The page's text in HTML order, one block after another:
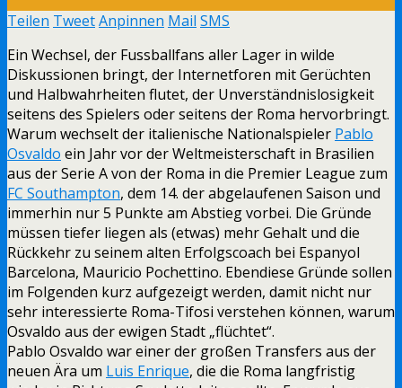
Teilen TweetAnpinnen Mail SMS
Ein Wechsel, der Fussballfans aller Lager in wilde
Diskussionen bringt, der Internetforen mit Gerüchten
und Halbwahrheiten flutet, der Unverständnislosigkeit
seitens des Spielers oder seitens der Roma hervorbringt.
Warum wechselt der italienische Nationalspieler Pablo
Osvaldo ein Jahr vor der Weltmeisterschaft in Brasilien
aus der Serie A von der Roma in die Premier League zum
FC Southampton, dem 14. der abgelaufenen Saison und
immerhin nur 5 Punkte am Abstieg vorbei. Die Gründe
müssen tiefer liegen als (etwas) mehr Gehalt und die
Rückkehr zu seinem alten Erfolgscoach bei Espanyol
Barcelona, Mauricio Pochettino. Ebendiese Gründe sollen
im Folgenden kurz aufgezeigt werden, damit nicht nur
sehr interessierte Roma-Tifosi verstehen können, warum
Osvaldo aus der ewigen Stadt „flüchtet“.
Pablo Osvaldo war einer der großen Transfers aus der
neuen Ära um Luis Enrique, die die Roma langfristig